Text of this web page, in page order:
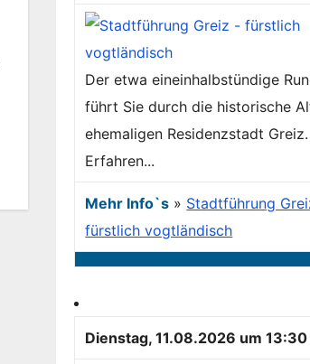
Der etwa eineinhalbstündige
führt Sie durch die historische
ehemaligen Residenzstadt Greiz.
Erfahren...
Mehr Info`s » Stadtführung
fürstlich vogtländisch
Dienstag, 11.08.2026 um